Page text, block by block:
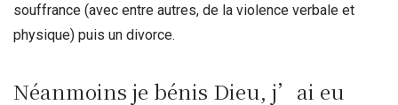
souffrance (avec entre autres, de la violence verbale et
physique) puis un divorce.
Néanmoins je bénis Dieu, j’ai eu